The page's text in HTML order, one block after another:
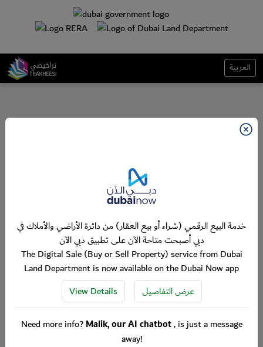
العربية
خدمة البيع الرقمي (شراء أو بيع العقار) من دائرة الأراضي والأملاك في
دبي أصبحت متاحة الآن على تطبيق دبي الآن
The Digital Sale (Buy or Sell Property) service from Dubai
Land Department is now available on the Dubai Now app
View Details
عرض التفاصيل
Need more info?Malik, our AI chatbot, is just a message
away!